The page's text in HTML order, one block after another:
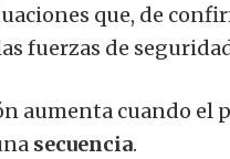
que, de
fuerzas de
aumenta cuando el
secuencia.